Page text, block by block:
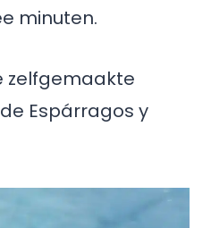
minuten.
zelfgemaakte
Espárragos y